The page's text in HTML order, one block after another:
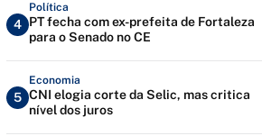
4
Política
PT fecha com ex-prefeita de Fortaleza
para o Senado no CE
5
Economia
CNI elogia corte da Selic, mas critica
nível dos juros